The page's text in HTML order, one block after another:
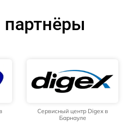
Сервисный центр Digex в
Барнауле